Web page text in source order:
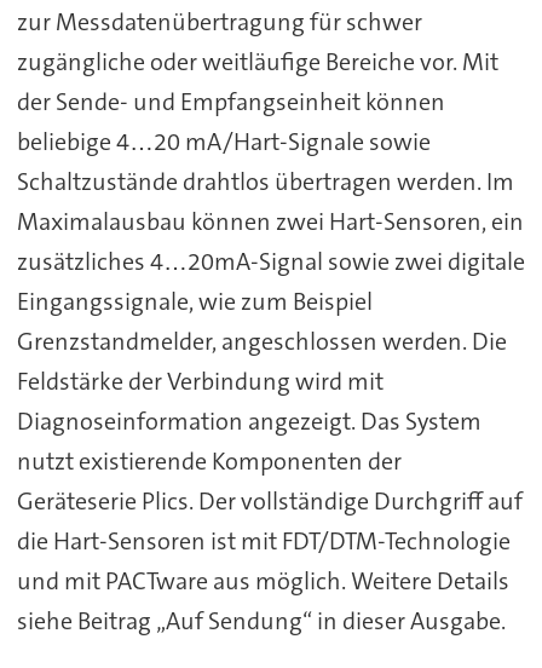
zur Messdatenübertragung für schwer
zugängliche oder weitläufige Bereiche vor. Mit
der Sende- und Empfangseinheit können
beliebige 4…20 mA/Hart-Signale sowie
Schaltzustände drahtlos übertragen werden. Im
Maximalausbau können zwei Hart-Sensoren, ein
zusätzliches 4…20mA-Signal sowie zwei digitale
Eingangssignale, wie zum Beispiel
Grenzstandmelder, angeschlossen werden. Die
Feldstärke der Verbindung wird mit
Diagnoseinformation angezeigt. Das System
nutzt existierende Komponenten der
Geräteserie Plics. Der vollständige Durchgriff auf
die Hart-Sensoren ist mit FDT/DTM-Technologie
und mit PACTware aus möglich. Weitere Details
siehe Beitrag „Auf Sendung“ in dieser Ausgabe.